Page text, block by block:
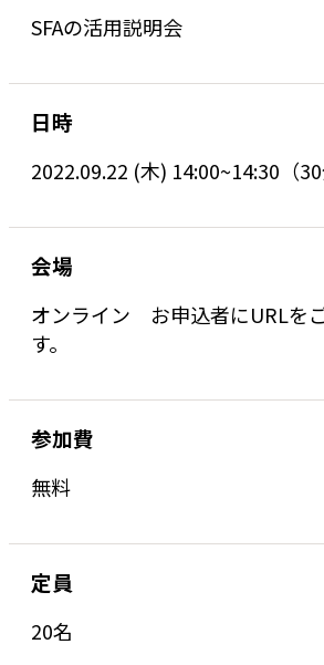
SFAの活用説明会
日時
2022.09.22 (木) 14:00~14:30（30
会場
オンライン お申込者にURLを
す。
参加費
無料
定員
20名